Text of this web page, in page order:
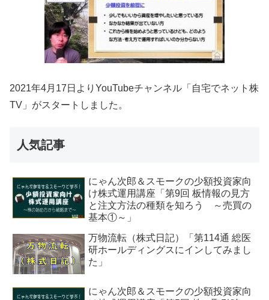
2021年4月17日よりYouTubeチャンネル「自宅でネット株
TV」がスタートしました。
人気記事
にゃん次郎＆スモークの少額投資家向
け株式運用講座「第9回 板情報の見方
と注文方法の種類を知ろう ～売買の
基本①～」
万物流転（株式日記）「第114通 総医
研ホールディングスにインしてみまし
た」
にゃん次郎＆スモークの少額投資家向